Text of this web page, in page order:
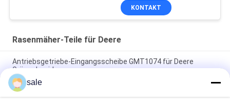
KONTAKT
Rasenmäher-Teile für Deere
Antriebsgetriebe-Eingangsscheibe GMT1074 für Deere
Grünschneider
Kupplungs-Proalligator 2030 Druck-Platte GM809222
GM809221 der 2020 Kupplungs-DIS passt Deere
sale